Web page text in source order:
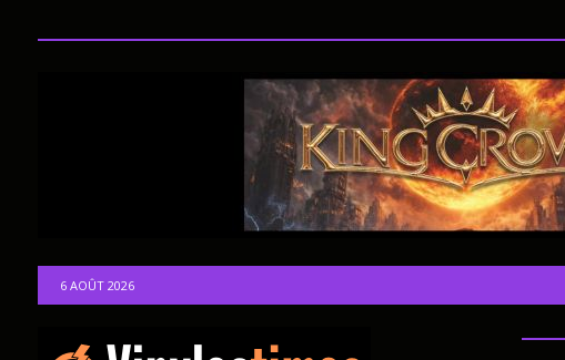
6 AOÛT 2026